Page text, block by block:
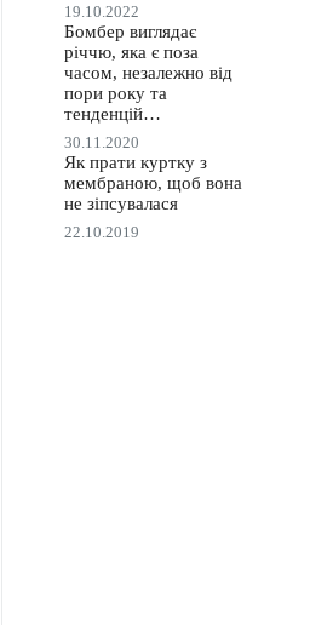
19.10.2022
Бомбер виглядає
річчю, яка є поза
часом, незалежно від
пори року та
тенденцій…
30.11.2020
Як прати куртку з
мембраною, щоб вона
не зіпсувалася
22.10.2019